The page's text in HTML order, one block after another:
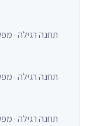
תחנה רגילה · מפעילי אוטובוסים
תחנה רגילה · מפעילי אוטובוסים
תחנה רגילה · מפעילי אוטובוסים